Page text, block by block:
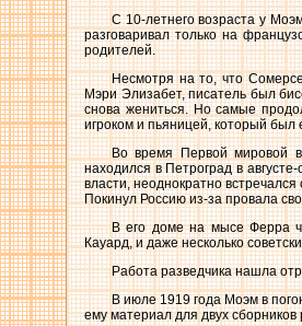
С 10-летнего возраста у
разговаривал только на
родителей.
Несмотря на то, что
Мэри Элизабет, писатель был
снова жениться. Но самые
игроком и пьяницей, который был
Во время Первой мировой
находился в Петроград в
власти, неоднократно
Покинул Россию из-за провала
В его доме на мысе Ферра
Кауард, и даже несколько
Работа разведчика нашла
В июле 1919 года Моэм в
ему материал для двух сборников